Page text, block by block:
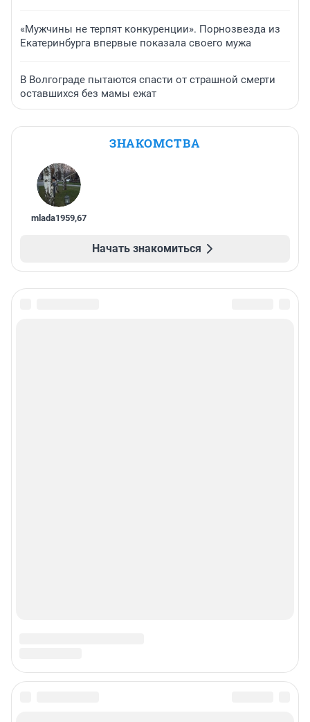
«Мужчины не терпят конкуренции». Порнозвезда из
Екатеринбурга впервые показала своего мужа
В Волгограде пытаются спасти от страшной смерти
оставшихся без мамы ежат
ЗНАКОМСТВА
mlada1959,67
Начать знакомиться